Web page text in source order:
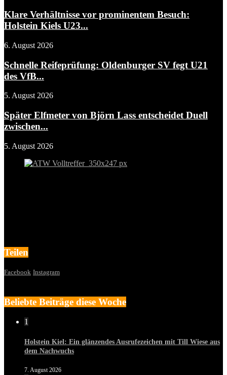
Klare Verhältnisse vor prominentem Besuch:
Holstein Kiels U23...
6. August 2026
Schnelle Reifeprüfung: Oldenburger SV fegt U21
des VfB...
5. August 2026
Später Elfmeter von Björn Lass entscheidet Duell
zwischen...
5. August 2026
Teilen
Facebook Instagram
Beliebte Beiträge diese Woche
1
Holstein Kiel: Ein glänzendes Ausrufezeichen mit Till Wiese aus
dem Nachwuchs
7. August 2026